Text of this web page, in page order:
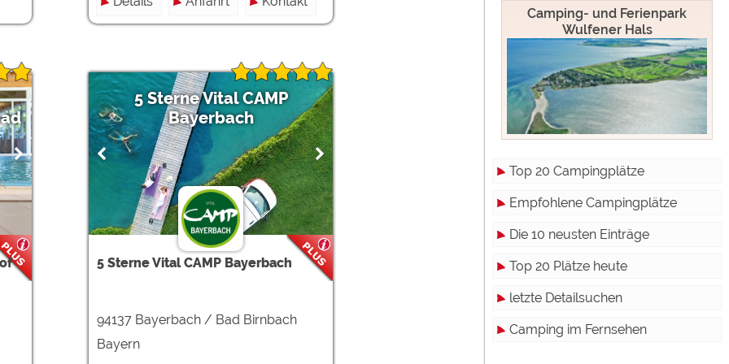
5 Sterne Vital CAMP
Bayerbach
5 Sterne Vital CAMP Bayerbach
94137 Bayerbach / Bad Birnbach
Bayern
Camping- und Ferienpark
Wulfener Hals
Top 20 Campingplätze
Empfohlene Campingplätze
Die 10 neusten Einträge
Top 20 Plätze heute
letzte Detailsuchen
Camping im Fernsehen